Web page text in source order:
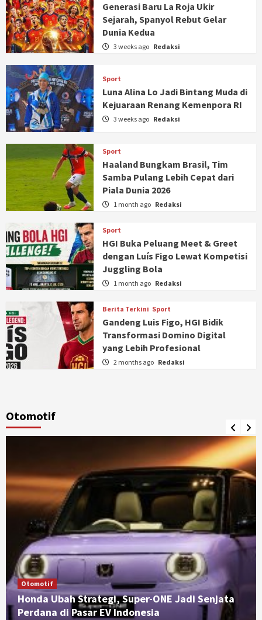
Generasi Baru La Roja Ukir
Sejarah, Spanyol Rebut Gelar
Dunia Kedua
3 weeks ago Redaksi
Sport
Luna Alina Lo Jadi Bintang Muda di
Kejuaraan Renang Kemenpora RI
3 weeks ago Redaksi
Sport
Haaland Bungkam Brasil, Tim
Samba Pulang Lebih Cepat dari
Piala Dunia 2026
1 month ago Redaksi
Sport
HGI Buka Peluang Meet & Greet
dengan Luís Figo Lewat Kompetisi
Juggling Bola
1 month ago Redaksi
Berita Terkini Sport
Gandeng Luis Figo, HGI Bidik
Transformasi Domino Digital
yang Lebih Profesional
2 months ago Redaksi
Otomotif
Otomotif
Honda Ubah Strategi, Super-ONE Jadi Senjata
Perdana di Pasar EV Indonesia